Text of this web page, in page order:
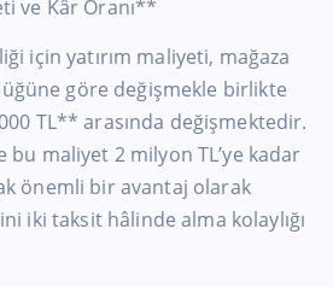
ve Kâr Oranı**
için yatırım maliyeti, mağaza
göre değişmekle birlikte
TL** arasında değişmektedir.
bu maliyet 2 milyon TL’ye kadar
önemli bir avantaj olarak
iki taksit hâlinde alma kolaylığı